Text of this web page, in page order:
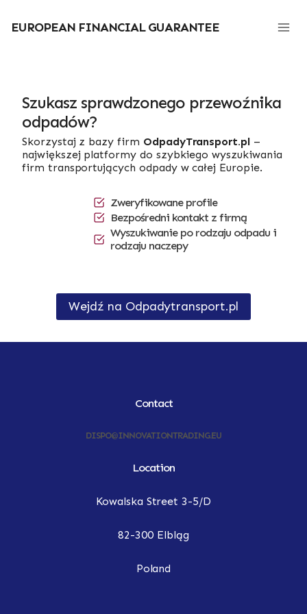
treści
EUROPEAN FINANCIAL GUARANTEE
Szukasz sprawdzonego przewoźnika
odpadów?
Skorzystaj z bazy firm OdpadyTransport.pl–
największej platformy do szybkiego wyszukiwania
firm transportujących odpady w całej Europie.
Zweryfikowane profile
Bezpośredni kontakt z firmą
Wyszukiwanie po rodzaju odpadu i
rodzaju naczepy
Wejdź na Odpadytransport.pl
Contact
DISPO@INNOVATIONTRADING.EU
Location
Kowalska Street 3-5/D
82-300 Elbląg
Poland